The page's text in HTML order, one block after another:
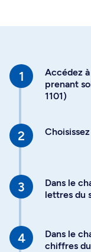
Accédez
prenant
1101)
Dans le
lettres du
Dans le
chiffres